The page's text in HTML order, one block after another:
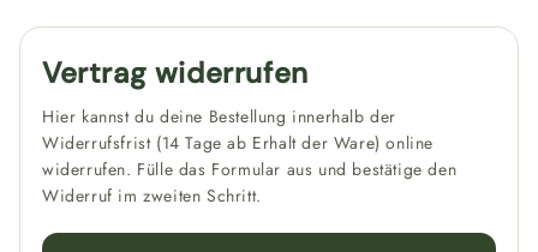
Vertrag widerrufen
Hier kannst du deine Bestellung innerhalb der
Widerrufsfrist (14 Tage ab Erhalt der Ware) online
widerrufen. Fülle das Formular aus und bestätige den
Widerruf im zweiten Schritt.